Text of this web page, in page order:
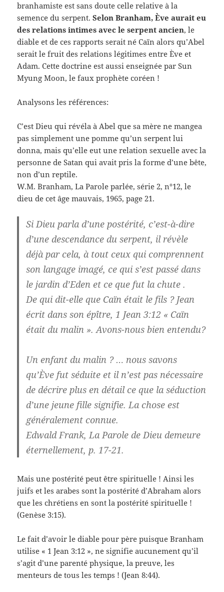
branhamiste est sans doute celle relative à la
semence du serpent.Selon Branham, Ève aurait eu
des relations intimes avec le serpent ancien, le
diable et de ces rapports serait né Caïn alors qu’Abel
serait le fruit des relations légitimes entre Ève et
Adam. Cette doctrine est aussi enseignée par Sun
Myung Moon, le faux prophète coréen !
Analysons les références:
C’est Dieu qui révéla à Abel que sa mère ne mangea
pas simplement une pomme qu’un serpent lui
donna, mais qu’elle eut une relation sexuelle avec la
personne de Satan qui avait pris la forme d’une bête,
non d’un reptile.
W.M. Branham, La Parole parlée, série 2, n°12, le
dieu de cet âge mauvais, 1965, page 21.
Si Dieu parla d’une postérité, c’est-à-dire
d’une descendance du serpent, il révèle
déjà par cela, à tout ceux qui comprennent
son langage imagé, ce qui s’est passé dans
le jardin d’Eden et ce que fut la chute .
De qui dit-elle que Caïn était le fils ? Jean
écrit dans son épître, 1 Jean 3:12 « Caïn
était du malin ». Avons-nous bien entendu?
Un enfant du malin ? … nous savons
qu’Ève fut séduite et il n’est pas nécessaire
de décrire plus en détail ce que la séduction
d’une jeune fille signifie. La chose est
généralement connue.
Edwald Frank, La Parole de Dieu demeure
éternellement, p. 17-21.
Mais une postérité peut être spirituelle ! Ainsi les
juifs et les arabes sont la postérité d’Abraham alors
que les chrétiens en sont la postérité spirituelle !
(Genèse 3:15).
Le fait d’avoir le diable pour père puisque Branham
utilise « 1 Jean 3:12 », ne signifie aucunement qu’il
s’agit d’une parenté physique, la preuve, les
menteurs de tous les temps ! (Jean 8:44).